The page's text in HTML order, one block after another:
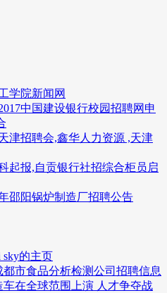
学院新闻网
中国建设银行校园招聘网申
津招聘会,鑫华人力资源 ,天津
起报,自贡银行社招综合柜员启
邵阳锅炉制造厂招聘公告
的主页
市食品分析检测公司招聘信息
车在全球范围上演 人才争夺战